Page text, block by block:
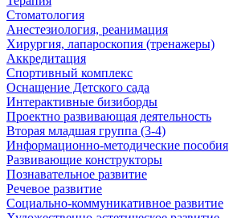
Стоматология
Анестезиология, реанимация
Хирургия, лапароскопия (тренажеры)
Аккредитация
Спортивный комплекс
Оснащение Детского сада
Интерактивные бизиборды
Проектно развивающая деятельность
Вторая младшая группа (3-4)
Информационно-методические пособия
Развивающие конструкторы
Познавательное развитие
Речевое развитие
Социально-коммуникативное развитие